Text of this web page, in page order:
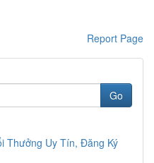
Report Page
Go
Thưởng Uy Tín, Đăng Ký